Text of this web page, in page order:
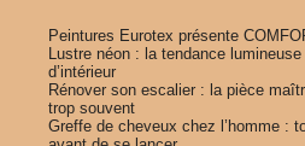
Peintures Eurotex présente
Lustre néon : la tendance
d’intérieur
Rénover son escalier : la pièce
trop souvent
Greffe de cheveux chez l’homme :